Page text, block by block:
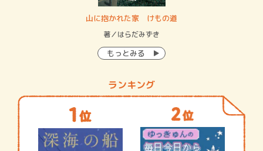
山に抱かれた家 けもの道
著／はらだみずき
もっとみる
ランキング